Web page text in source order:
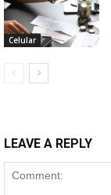
Celular
LEAVE A REPLY